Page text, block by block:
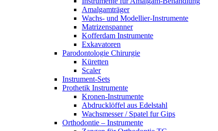
Amalgamträger
Wachs- und Modellier-Instrumente
Matrizenspanner
Kofferdam Instrumente
Exkavatoren
Parodontologie Chirurgie
Küretten
Scaler
Instrument-Sets
Prothetik Instrumente
Kronen-Instrumente
Abdrucklöffel aus Edelstahl
Wachsmesser / Spatel fur Gips
Orthodontie – Instrumente